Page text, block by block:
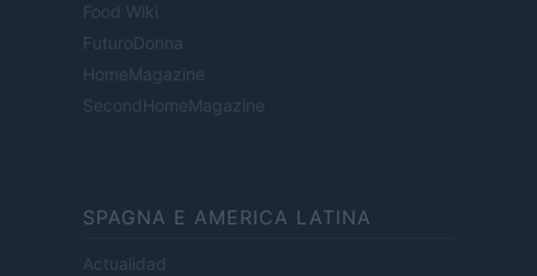
Food Wiki
FuturoDonna
HomeMagazine
SecondHomeMagazine
SPAGNA E AMERICA LATINA
Actualidad